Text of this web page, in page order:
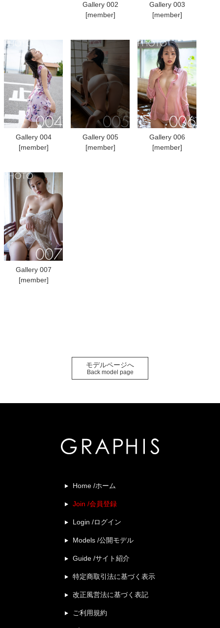
Gallery 002
[member]
Gallery 003
[member]
Gallery 004
[member]
Gallery 005
[member]
Gallery 006
[member]
Gallery 007
[member]
モデルページへ
Back model page
Home /ホーム
Join /会員登録
Login /ログイン
Models /公開モデル
Guide /サイト紹介
特定商取引法に基づく表示
改正風営法に基づく表記
ご利用規約